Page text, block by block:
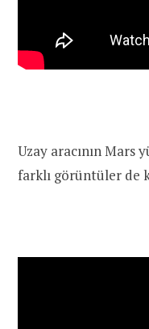
Uzay aracının Mars
farklı görüntüler de